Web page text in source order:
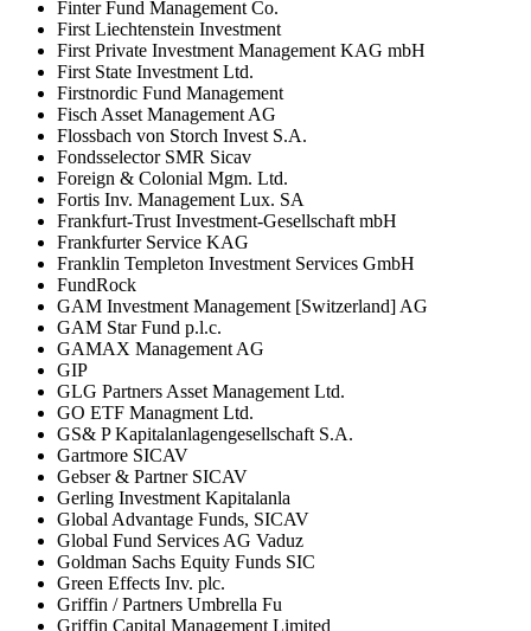
Finter Fund Management Co.
First Liechtenstein Investment
First Private Investment Management KAG mbH
First State Investment Ltd.
Firstnordic Fund Management
Fisch Asset Management AG
Flossbach von Storch Invest S.A.
Fondsselector SMR Sicav
Foreign & Colonial Mgm. Ltd.
Fortis Inv. Management Lux. SA
Frankfurt-Trust Investment-Gesellschaft mbH
Frankfurter Service KAG
Franklin Templeton Investment Services GmbH
FundRock
GAM Investment Management [Switzerland] AG
GAM Star Fund p.l.c.
GAMAX Management AG
GIP
GLG Partners Asset Management Ltd.
GO ETF Managment Ltd.
GS& P Kapitalanlagengesellschaft S.A.
Gartmore SICAV
Gebser & Partner SICAV
Gerling Investment Kapitalanla
Global Advantage Funds, SICAV
Global Fund Services AG Vaduz
Goldman Sachs Equity Funds SIC
Green Effects Inv. plc.
Griffin / Partners Umbrella Fu
Griffin Capital Management Limited